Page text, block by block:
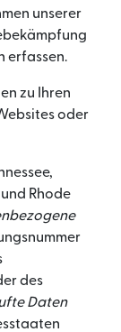
unserer
erfassen.
zu Ihren
oder
Rhode
des
Daten